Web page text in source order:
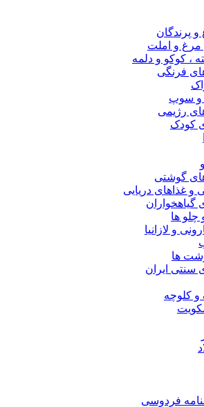
پرندگان
مرغ و املت
، کوکو و دلمه
فرنگی
و سوپ
رژیمی
کودک
گوشتی
و غذاهای دریایی
گیاهخواران
چلو ها
و لازانیا
ها
سنتی ایران
و کلوچه
فردوسی